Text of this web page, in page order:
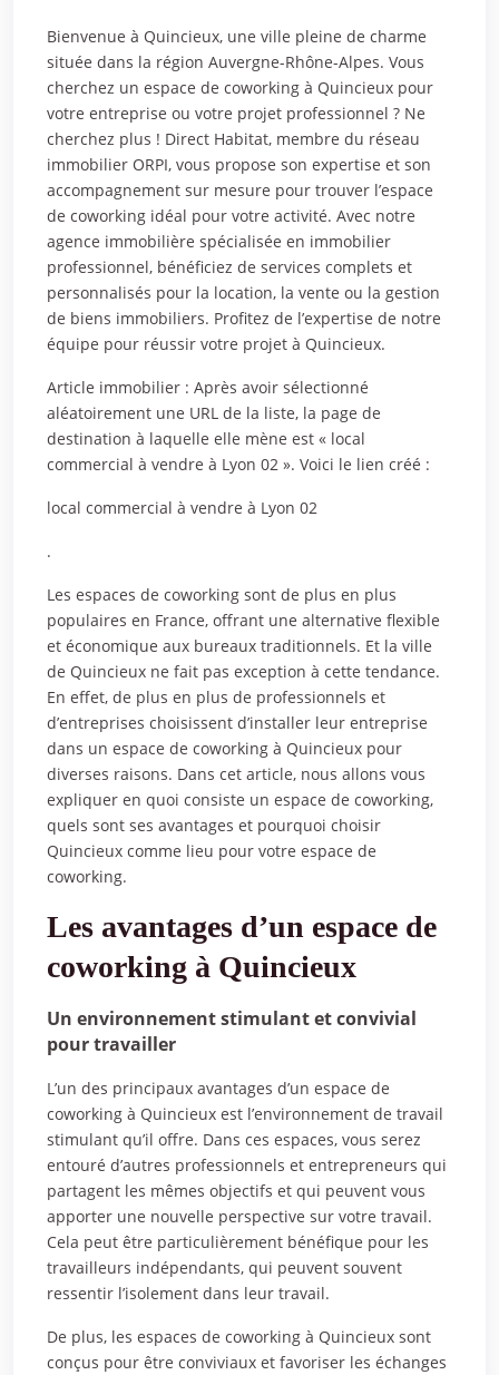
Bienvenue à Quincieux, une ville pleine de charme
située dans la région Auvergne-Rhône-Alpes. Vous
cherchez un espace de coworking à Quincieux pour
votre entreprise ou votre projet professionnel ? Ne
cherchez plus ! Direct Habitat, membre du réseau
immobilier ORPI, vous propose son expertise et son
accompagnement sur mesure pour trouver l’espace
de coworking idéal pour votre activité. Avec notre
agence immobilière spécialisée en immobilier
professionnel, bénéficiez de services complets et
personnalisés pour la location, la vente ou la gestion
de biens immobiliers. Profitez de l’expertise de notre
équipe pour réussir votre projet à Quincieux.
Article immobilier : Après avoir sélectionné
aléatoirement une URL de la liste, la page de
destination à laquelle elle mène est « local
commercial à vendre à Lyon 02 ». Voici le lien créé :
local commercial à vendre à Lyon 02
.
Les espaces de coworking sont de plus en plus
populaires en France, offrant une alternative flexible
et économique aux bureaux traditionnels. Et la ville
de Quincieux ne fait pas exception à cette tendance.
En effet, de plus en plus de professionnels et
d’entreprises choisissent d’installer leur entreprise
dans un espace de coworking à Quincieux pour
diverses raisons. Dans cet article, nous allons vous
expliquer en quoi consiste un espace de coworking,
quels sont ses avantages et pourquoi choisir
Quincieux comme lieu pour votre espace de
coworking.
Les avantages d’un espace de
coworking à Quincieux
Un environnement stimulant et convivial
pour travailler
L’un des principaux avantages d’un espace de
coworking à Quincieux est l’environnement de travail
stimulant qu’il offre. Dans ces espaces, vous serez
entouré d’autres professionnels et entrepreneurs qui
partagent les mêmes objectifs et qui peuvent vous
apporter une nouvelle perspective sur votre travail.
Cela peut être particulièrement bénéfique pour les
travailleurs indépendants, qui peuvent souvent
ressentir l’isolement dans leur travail.
De plus, les espaces de coworking à Quincieux sont
conçus pour être conviviaux et favoriser les échanges